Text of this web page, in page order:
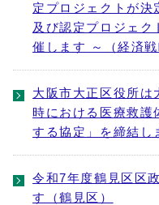
定プロジェクトが
及び認定プロジェク
催します ～（経済戦
大阪市大正区役所は
時における医療救護
する協定」を締結し
令和7年度鶴見区区
す（鶴見区）